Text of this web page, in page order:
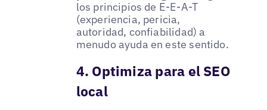
los principios de E-E-A-T
(experiencia, pericia,
autoridad, confiabilidad) a
menudo ayuda en este sentido.
4. Optimiza para el SEO
local